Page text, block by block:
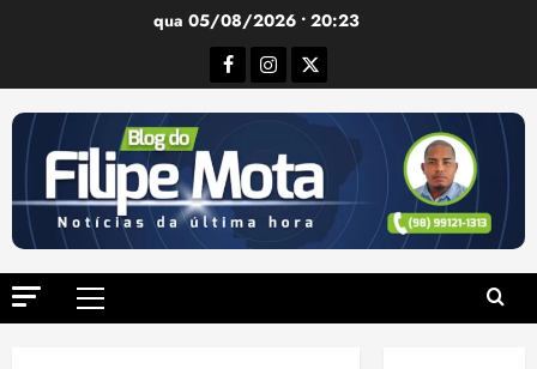
qua 05/08/2026 • 20:23
Facebook
Instagram
Twitter
Menu